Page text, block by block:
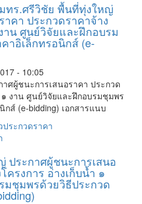
ทร.ศรีวิชัย พื้นที่ทุ่งใหญ่
คา ประกวดราคาจ้าง
าน ศูนย์วิจัยและฝึกอบรม
าอิเล็กทรอนิกส์ (e-
- 10:05
ศผู้ชนะการเสนอราคา ประกวด
๑ งาน ศูนย์วิจัยและฝึกอบรมชุมพร
กส์ (e-bidding) เอกสารแนบ
ประกวดราคา
ประกาศผู้ชนะการเสนอ
ครงการ อ่างเก็บน้ำ ๑
มชุมพรด้วยวิธีประกวด